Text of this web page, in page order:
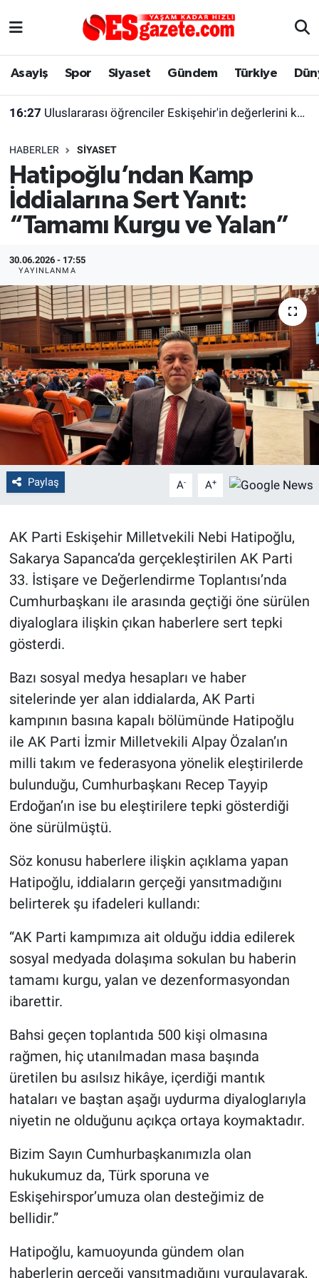
Asayiş Spor Siyaset Gündem Türkiye
16:27 Uluslararası öğrenciler Eskişehir'in değerlerini keşfetti
HABERLER SIYASET
Hatipoğlu’ndan Kamp
İddialarına Sert Yanıt:
“Tamamı Kurgu ve Yalan”
30.06.2026 - 17:55
YAYINLANMA
Paylaş A- A+
AK Parti Eskişehir Milletvekili Nebi Hatipoğlu,
Sakarya Sapanca’da gerçekleştirilen AK Parti
33. İstişare ve Değerlendirme Toplantısı’nda
Cumhurbaşkanı ile arasında geçtiği öne sürülen
diyaloglara ilişkin çıkan haberlere sert tepki
gösterdi.
Bazı sosyal medya hesapları ve haber
sitelerinde yer alan iddialarda, AK Parti
kampının basına kapalı bölümünde Hatipoğlu
ile AK Parti İzmir Milletvekili Alpay Özalan’ın
milli takım ve federasyona yönelik eleştirilerde
bulunduğu, Cumhurbaşkanı Recep Tayyip
Erdoğan’ın ise bu eleştirilere tepki gösterdiği
öne sürülmüştü.
Söz konusu haberlere ilişkin açıklama yapan
Hatipoğlu, iddiaların gerçeği yansıtmadığını
belirterek şu ifadeleri kullandı:
“AK Parti kampımıza ait olduğu iddia edilerek
sosyal medyada dolaşıma sokulan bu haberin
tamamı kurgu, yalan ve dezenformasyondan
ibarettir.
Bahsi geçen toplantıda 500 kişi olmasına
rağmen, hiç utanılmadan masa başında
üretilen bu asılsız hikâye, içerdiği mantık
hataları ve baştan aşağı uydurma diyaloglarıyla
niyetin ne olduğunu açıkça ortaya koymaktadır.
Bizim Sayın Cumhurbaşkanımızla olan
hukukumuz da, Türk sporuna ve
Eskişehirspor’umuza olan desteğimiz de
bellidir.”
Hatipoğlu, kamuoyunda gündem olan
haberlerin gerçeği yansıtmadığını vurgulayarak,
Asayiş
Gündem
Türkiye
Dünya
Sağlık
Alış-Veriş/İş dünyası
Yaşam
Eskişehirspor Arşivi
Eskişehir Arşivi
Röportaj
Ekonomi
Kültür Sanat
Politika
Bilecik
Kütahya
Gezi
Genel
Yerel
Magazin
Bilim ve Teknoloji
Eskişehir Nöbetçi Eczaneler
Süper Lig Puan Durumu ve Fikstür
Tüm Manşetler
Son Dakika Haberleri
Haber Arşivi